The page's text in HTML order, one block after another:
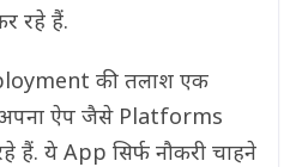
रहे हैं.
की तलाश एक
अपना ऐप जैसे Platforms
हैं. ये App सिर्फ नौकरी चाहने